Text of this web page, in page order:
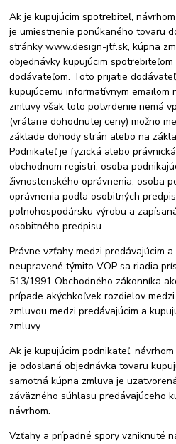
Ak je kupujúcim spotrebiteľ,
je umiestnenie ponúkaného tovaru
stránky www.design-jtf.sk, kúpna
objednávky kupujúcim
dodávateľom. Toto prijatie
kupujúcemu informatívnym emailom
zmluvy však toto potvrdenie nemá
(vrátane dohodnutej ceny) možno
základe dohody strán alebo na
Podnikateľ je fyzická alebo
obchodnom registri, osoba
živnostenského oprávnenia, osoba
oprávnenia podľa osobitných
poľnohospodársku výrobu a
osobitného predpisu.
Právne vzťahy medzi predávajúcim
neupravené týmito VOP sa riadia
513/1991 Obchodného zákonníka
prípade akýchkoľvek rozdielov
zmluvou medzi predávajúcim a
zmluvy.
Ak je kupujúcim podnikateľ,
je odoslaná objednávka tovaru
samotná kúpna zmluva je
záväzného súhlasu predávajúceho
návrhom.
Vzťahy a prípadné spory vzniknuté